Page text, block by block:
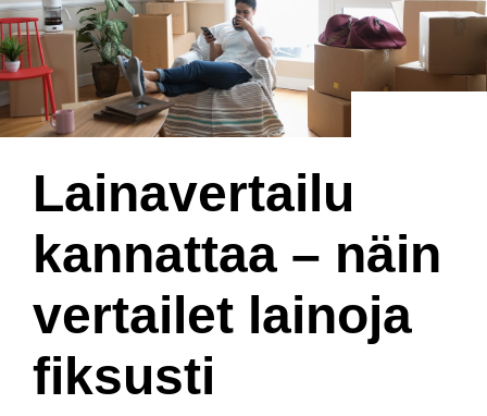
Lainavertailu
kannattaa – näin
vertailet lainoja
fiksusti